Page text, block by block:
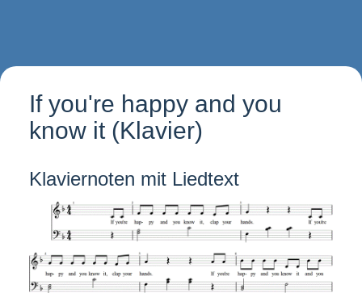
If you're happy and you
know it (Klavier)
Klaviernoten mit Liedtext